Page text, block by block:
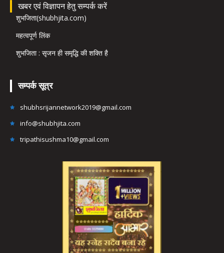
खबर एवं विज्ञापन हेतु सम्पर्क करें
शुभजिता(shubhjita.com)
महत्वपूर्ण लिंक
शुभजिता : सृजन ही समृद्धि की शक्ति है
सम्पर्क सूत्र
shubhsrijannetwork2019@gmail.com
info@shubhjita.com
tripathisushma10@gmail.com